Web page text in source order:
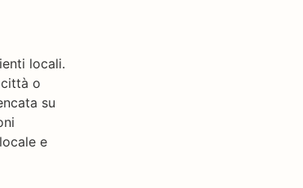
locali.
o
su
e